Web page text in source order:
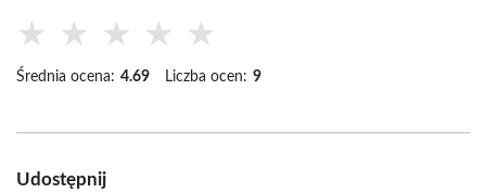
★ ★ ★ ★ ★
Średnia ocena: 4.69 Liczba ocen: 9
Udostępnij